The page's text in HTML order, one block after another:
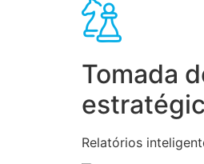
Tomada
Relatórios